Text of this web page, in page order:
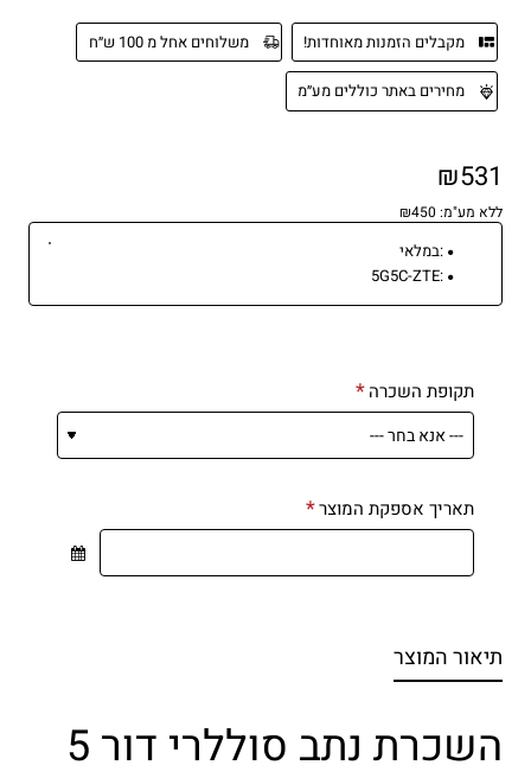
מקבלים הזמנות מאוחדות! משלוחים אחל מ 100 ש״ח
מחירים באתר כוללים מע״מ
₪531
ללא מע"מ: ₪450
:במלאי
:
5G5C-ZTE
תקופת השכרה
תאריך אספקת המוצר
תיאור המוצר
השכרת נתב סוללרי דור 5